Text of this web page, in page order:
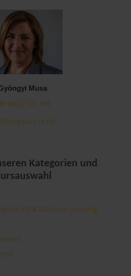
Musa
9402 503 193
iq.de
Kategorien und
(KI) & Machine Learning